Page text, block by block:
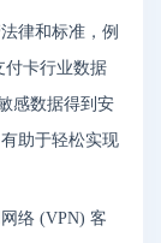
律和标准，例
付卡行业数据
感数据得到安
助于轻松实现
络 (VPN) 客